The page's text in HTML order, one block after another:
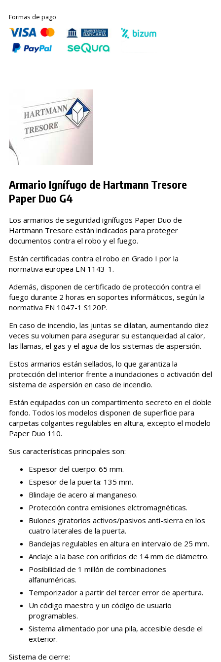
Formas de pago
Armario Ignífugo de Hartmann Tresore
Paper Duo G4
Los armarios de seguridad ignífugos Paper Duo de
Hartmann Tresore están indicados para proteger
documentos contra el robo y el fuego.
Están certificadas contra el robo en Grado I por la
normativa europea EN 1143-1.
Además, disponen de certificado de protección contra el
fuego durante 2 horas en soportes informáticos, según la
normativa EN 1047-1 S120P.
En caso de incendio, las juntas se dilatan, aumentando diez
veces su volumen para asegurar su estanqueidad al calor,
las llamas, el gas y el agua de los sistemas de aspersión.
Estos armarios están sellados, lo que garantiza la
protección del interior frente a inundaciones o activación del
sistema de aspersión en caso de incendio.
Están equipados con un compartimento secreto en el doble
fondo. Todos los modelos disponen de superficie para
carpetas colgantes regulables en altura, excepto el modelo
Paper Duo 110.
Sus características principales son:
Espesor del cuerpo: 65 mm.
Espesor de la puerta: 135 mm.
Blindaje de acero al manganeso.
Protección contra emisiones elctromagnéticas.
Bulones giratorios activos/pasivos anti-sierra en los
cuatro laterales de la puerta.
Bandejas regulables en altura en intervalo de 25 mm.
Anclaje a la base con orificios de 14 mm de diámetro.
Posibilidad de 1 millón de combinaciones
alfanuméricas.
Temporizador a partir del tercer error de apertura.
Un código maestro y un código de usuario
programables.
Sistema alimentado por una pila, accesible desde el
exterior.
Sistema de cierre: